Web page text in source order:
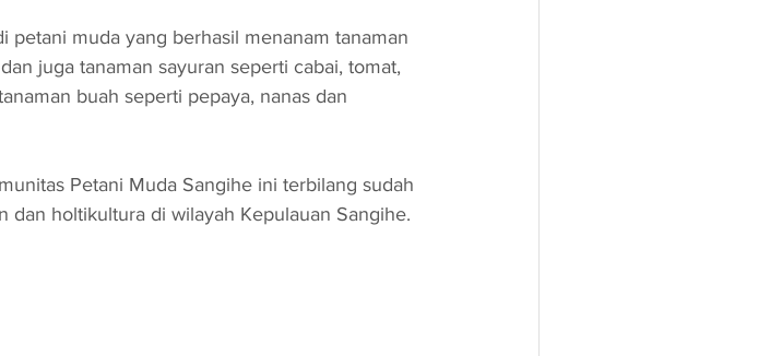
petani muda yang berhasil menanam tanaman
juga tanaman sayuran seperti cabai, tomat,
buah seperti pepaya, nanas dan
Petani Muda Sangihe ini terbilang sudah
holtikultura di wilayah Kepulauan Sangihe.